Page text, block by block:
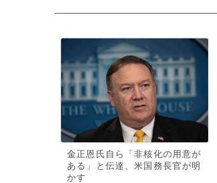
金正恩氏自ら「非核化の用意が
ある」と伝達、米国務長官が明
かす